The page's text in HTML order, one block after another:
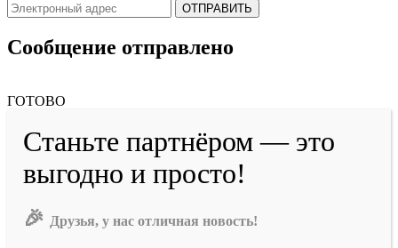
ОТПРАВИТЬ
Сообщение отправлено
ГОТОВО
Станьте партнёром — это
выгодно и просто!
🎉 Друзья, у нас отличная новость!